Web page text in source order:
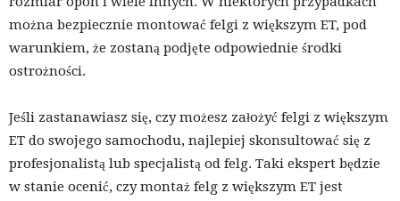
można bezpiecznie montować felgi z większym ET, pod
warunkiem, że zostaną podjęte odpowiednie środki
ostrożności.
Jeśli zastanawiasz się, czy możesz założyć felgi z większym
ET do swojego samochodu, najlepiej skonsultować się z
profesjonalistą lub specjalistą od felg. Taki ekspert będzie
w stanie ocenić, czy montaż felg z większym ET jest